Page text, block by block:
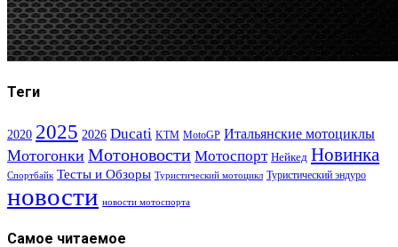
Теги
2020 2025 2026 Ducati KTM MotoGP Итальянские мотоциклы
Мотогонки Мотоновости Мотоспорт Нейкед Новинка
Спортбайк Тесты и Обзоры Туристический мотоцикл Туристический эндуро
новости новости мотоспорта
Самое читаемое